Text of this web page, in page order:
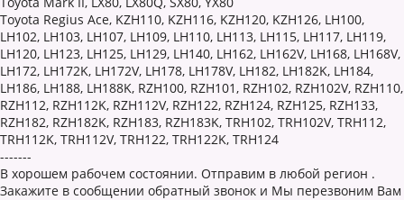
Toyota Regius Ace, KZH110, KZH116, KZH120, KZH126, LH100,
LH102, LH103, LH107, LH109, LH110, LH113, LH115, LH117, LH119,
LH120, LH123, LH125, LH129, LH140, LH162, LH162V, LH168, LH168V,
LH172, LH172K, LH172V, LH178, LH178V, LH182, LH182K, LH184,
LH186, LH188, LH188K, RZH100, RZH101, RZH102, RZH102V, RZH110,
RZH112, RZH112K, RZH112V, RZH122, RZH124, RZH125, RZH133,
RZH182, RZH182K, RZH183, RZH183K, TRH102, TRH102V, TRH112,
TRH112K, TRH112V, TRH122, TRH122K, TRH124
-------
В хорошем рабочем состоянии. Отправим в любой регион .
Закажите в сообщении обратный звонок и Мы перезвоним Вам